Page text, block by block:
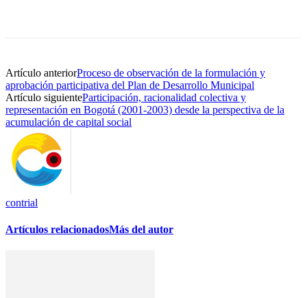
Artículo anteriorProceso de observación de la formulación y
aprobación participativa del Plan de Desarrollo Municipal
Artículo siguienteParticipación, racionalidad colectiva y
representación en Bogotá (2001-2003) desde la perspectiva de la
acumulación de capital social
contrial
Artículos relacionadosMás del autor